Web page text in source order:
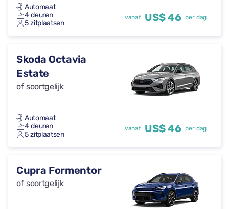
Automaat
4 deuren
5 zitplaatsen
vanaf US$ 46 per dag
Skoda Octavia
Estate
of soortgelijk
Automaat
4 deuren
5 zitplaatsen
vanaf US$ 46 per dag
Cupra Formentor
of soortgelijk